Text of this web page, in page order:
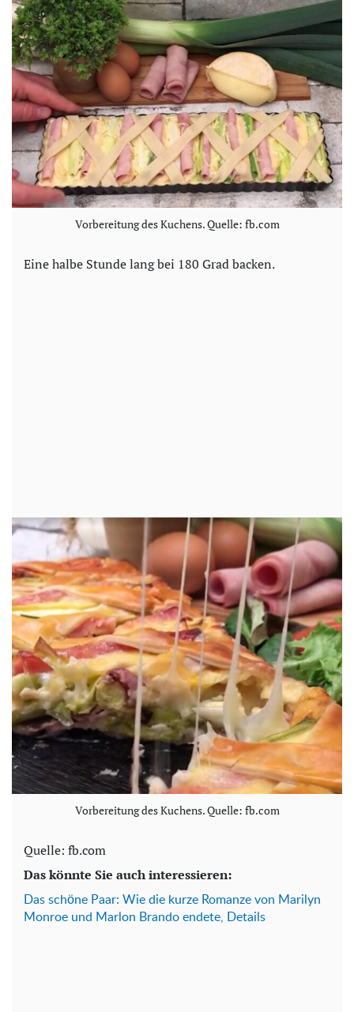
Vorbereitung des Kuchens. Quelle: fb.com
Eine halbe Stunde lang bei 180 Grad backen.
Vorbereitung des Kuchens. Quelle: fb.com
Quelle: fb.com
Das könnte Sie auch interessieren:
Das schöne Paar: Wie die kurze Romanze von Marilyn
Monroe und Marlon Brando endete, Details